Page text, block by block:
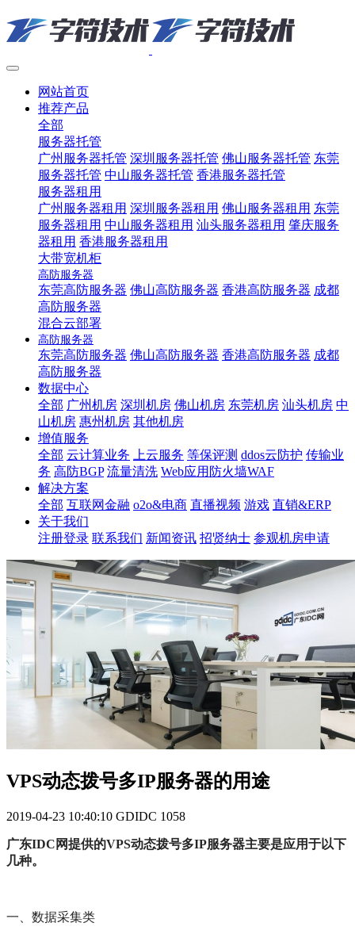
网站首页
推荐产品
全部
服务器托管
广州服务器托管 深圳服务器托管 佛山服务器托管 东莞
服务器托管 中山服务器托管 香港服务器托管
服务器租用
广州服务器租用 深圳服务器租用 佛山服务器租用 东莞
服务器租用 中山服务器租用 汕头服务器租用 肇庆服务
器租用 香港服务器租用
大带宽机柜
高防服务器
东莞高防服务器 佛山高防服务器 香港高防服务器 成都
高防服务器
混合云部署
高防服务器
东莞高防服务器 佛山高防服务器 香港高防服务器 成都
高防服务器
数据中心
全部 广州机房 深圳机房 佛山机房 东莞机房 汕头机房 中
山机房 惠州机房 其他机房
增值服务
全部 云计算业务 上云服务 等保评测 ddos云防护 传输业
务 高防BGP 流量清洗 Web应用防火墙WAF
解决方案
全部 互联网金融 o2o&电商 直播视频 游戏 直销&ERP
关于我们
注册登录 联系我们 新闻资讯 招贤纳士 参观机房申请
VPS动态拨号多IP服务器的用途
2019-04-23 10:40:10 GDIDC 1058
广东IDC网提供的VPS动态拨号多IP服务器主要是应用于以下
几种。
一、数据采集类